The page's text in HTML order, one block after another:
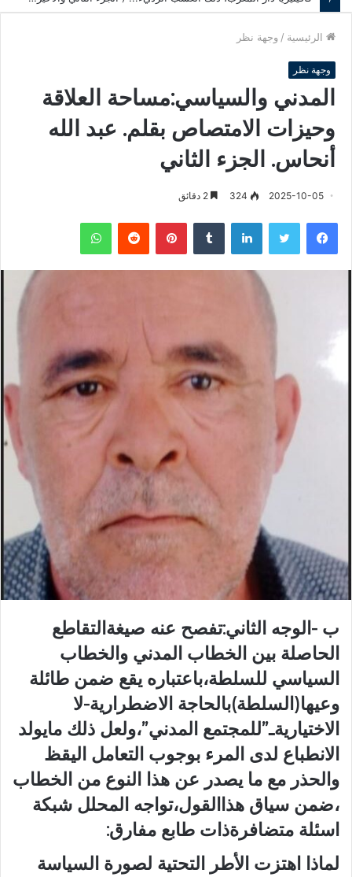
الرئيسية / وجهة نظر
وجهة نظر
المدني والسياسي:مساحة العلاقة
وحيزات الامتصاص بقلم. عبد الله
أنحاس. الجزء الثاني
2025-10-05
324
فيسبوك لينكدإن بينتيريست
ب -الوجه الثاني:تفصح عنه صيغةالتقاطع
الحاصلة بين الخطاب المدني والخطاب
السياسي للسلطة،باعتباره يقع ضمن طائلة
وعيها(السلطة)بالحاجة الاضطرارية-لا
الاختياريةـ”للمجتمع المدني”،ولعل ذلك مايولد
الانطباع لدى المرء بوجوب التعامل اليقظ
والحذر مع ما يصدر عن هذا النوع من الخطاب
،ضمن سياق هذاالقول،تواجه المحلل شبكة
اسئلة متضافرةذات طابع مفارق:
لماذا اهتزت الأطر التحتية لصورة السياسة